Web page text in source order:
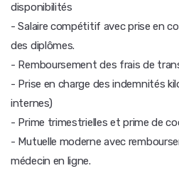
disponibilités
- Salaire compétitif avec prise en
des diplômes.
- Remboursement des frais de
- Prise en charge des indemnités
internes)
- Prime trimestrielles et prime de
- Mutuelle moderne avec
médecin en ligne.